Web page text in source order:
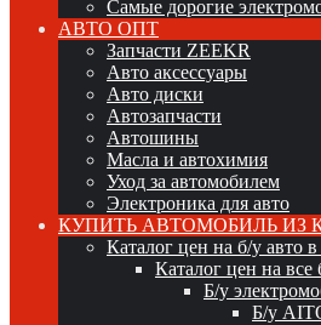
Самые дорогие
АВТО ОПТ
Запчасти ZEEKR
Авто аксессуары
Авто диски
Автозапчасти
Автошины
Масла и автохимия
Уход за автомобилем
Электроника для авто
КУПИТЬ АВТОМОБИЛЬ ИЗ
Каталог цен на б/у авто
Каталог цен на
Б/у
Б/у